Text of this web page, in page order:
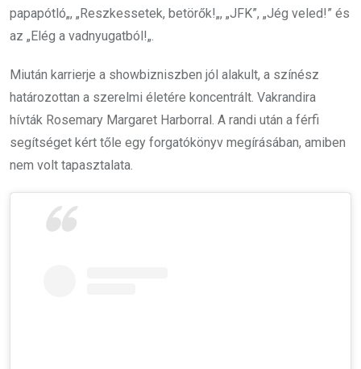
papapótló„, „ Reszkessetek, betörők!„, „JFK”, „Jég veled!” és
az „ Elég a vadnyugatból!„.
Miután karrierje a showbizniszben jól alakult, a színész
határozottan a szerelmi életére koncentrált. Vakrandira
hívták Rosemary Margaret Harborral. A randi után a férfi
segítséget kért tőle egy forgatókönyv megírásában, amiben
nem volt tapasztalata.